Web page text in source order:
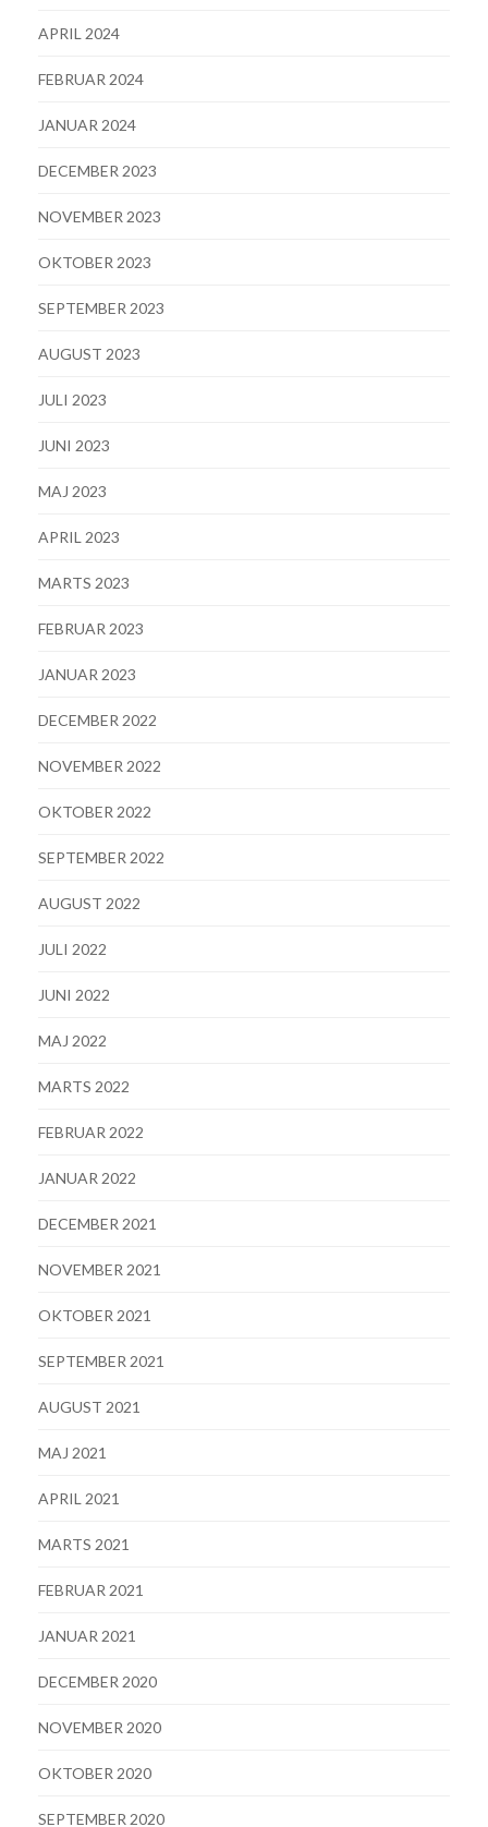
APRIL 2024
FEBRUAR 2024
JANUAR 2024
DECEMBER 2023
NOVEMBER 2023
OKTOBER 2023
SEPTEMBER 2023
AUGUST 2023
JULI 2023
JUNI 2023
MAJ 2023
APRIL 2023
MARTS 2023
FEBRUAR 2023
JANUAR 2023
DECEMBER 2022
NOVEMBER 2022
OKTOBER 2022
SEPTEMBER 2022
AUGUST 2022
JULI 2022
JUNI 2022
MAJ 2022
MARTS 2022
FEBRUAR 2022
JANUAR 2022
DECEMBER 2021
NOVEMBER 2021
OKTOBER 2021
SEPTEMBER 2021
AUGUST 2021
MAJ 2021
APRIL 2021
MARTS 2021
FEBRUAR 2021
JANUAR 2021
DECEMBER 2020
NOVEMBER 2020
OKTOBER 2020
SEPTEMBER 2020